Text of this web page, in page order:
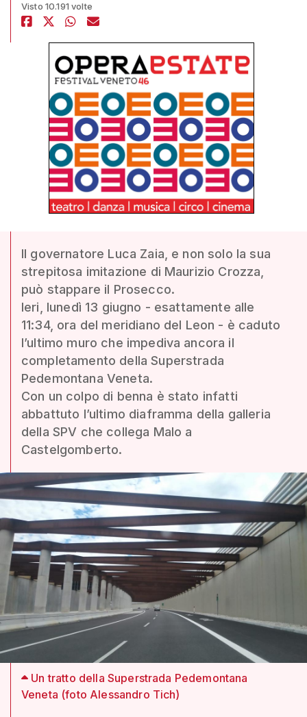
Visto 10.191 volte
Il governatore Luca Zaia, e non solo la sua
strepitosa imitazione di Maurizio Crozza,
può stappare il Prosecco.
Ieri, lunedì 13 giugno - esattamente alle
11:34, ora del meridiano del Leon - è caduto
l’ultimo muro che impediva ancora il
completamento della Superstrada
Pedemontana Veneta.
Con un colpo di benna è stato infatti
abbattuto l’ultimo diaframma della galleria
della SPV che collega Malo a
Castelgomberto.
Un tratto della Superstrada Pedemontana
Veneta (foto Alessandro Tich)